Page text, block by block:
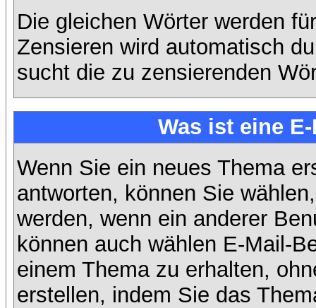
Die gleichen Wörter werden
Zensieren wird automatisch
sucht die zu zensierenden
Was ist eine
Wenn Sie ein neues Thema
antworten, können Sie
werden, wenn ein anderer
können auch wählen E-Mail-
einem Thema zu erhalten,
erstellen, indem Sie das